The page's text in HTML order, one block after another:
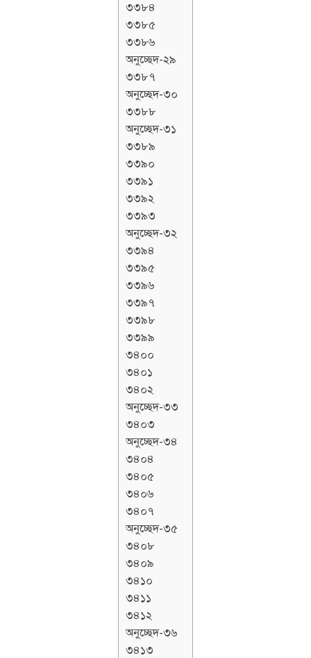
৩৩৮৪
৩৩৮৫
৩৩৮৬
অনুচ্ছেদ-২৯
৩৩৮৭
অনুচ্ছেদ-৩০
৩৩৮৮
অনুচ্ছেদ-৩১
৩৩৮৯
৩৩৯০
৩৩৯১
৩৩৯২
৩৩৯৩
অনুচ্ছেদ-৩২
৩৩৯৪
৩৩৯৫
৩৩৯৬
৩৩৯৭
৩৩৯৮
৩৩৯৯
৩৪০০
৩৪০১
৩৪০২
অনুচ্ছেদ-৩৩
৩৪০৩
অনুচ্ছেদ-৩৪
৩৪০৪
৩৪০৫
৩৪০৬
৩৪০৭
অনুচ্ছেদ-৩৫
৩৪০৮
৩৪০৯
৩৪১০
৩৪১১
৩৪১২
অনুচ্ছেদ-৩৬
৩৪১৩